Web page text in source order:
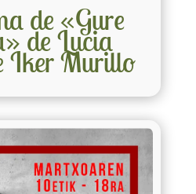
de «Gure
de Lucia
Iker Murillo